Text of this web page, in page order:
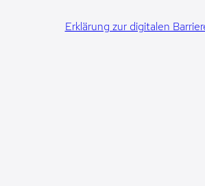
Erklärung zur digitalen